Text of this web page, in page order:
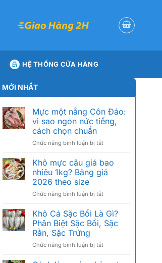
HỆ THỐNG CỬA HÀNG
MỚI NHẤT
Mực một nắng Côn Đảo:
vì sao ngon nức tiếng,
cách chọn chuẩn
Chức năng bình luận bị tắtở
một
nắng
Côn
vì
ngon
nức
tiếng,
chọn
Khô mực câu giá bao
nhiêu 1kg? Bảng giá
2026 theo size
Chức năng bình luận bị tắtở
mực
câu
giá
nhiêu
Khô Cá Sặc Bổi Là Gì?
Phân Biệt Sặc Bổi, Sặc
Rằn, Sặc Trứng
Chức năng bình luận bị tắtở
Cá